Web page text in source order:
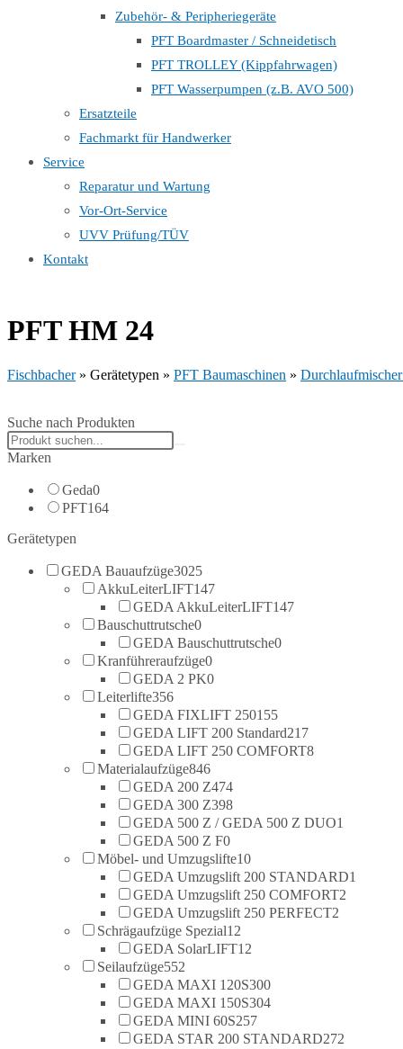
Zubehör- & Peripheriegeräte
PFT Boardmaster / Schneidetisch
PFT TROLLEY (Kippfahrwagen)
PFT Wasserpumpen (z.B. AVO 500)
Ersatzteile
Fachmarkt für Handwerker
Service
Reparatur und Wartung
Vor-Ort-Service
UVV Prüfung/TÜV
Kontakt
PFT HM 24
Fischbacher» Gerätetypen » PFT Baumaschinen »
Suche nach Produkten
Search
products:
Marken
Geda0
PFT164
Gerätetypen
GEDA Bauaufzüge3025
AkkuLeiterLIFT147
GEDA AkkuLeiterLIFT147
Bauschuttrutsche0
GEDA Bauschuttrutsche0
Kranführeraufzüge0
GEDA 2 PK0
Leiterlifte356
GEDA FIXLIFT 250155
GEDA LIFT 200 Standard217
GEDA LIFT 250 COMFORT8
Materialaufzüge846
GEDA 200 Z474
GEDA 300 Z398
GEDA 500 Z / GEDA 500 Z DUO1
GEDA 500 Z F0
Möbel- und Umzugslifte10
GEDA Umzugslift 200 STANDARD1
GEDA Umzugslift 250 COMFORT2
GEDA Umzugslift 250 PERFECT2
Schrägaufzüge Spezial12
GEDA SolarLIFT12
Seilaufzüge552
GEDA MAXI 120S300
GEDA MAXI 150S304
GEDA MINI 60S257
GEDA STAR 200 STANDARD272